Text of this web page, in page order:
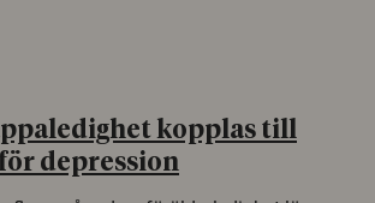
kopplas till
depression